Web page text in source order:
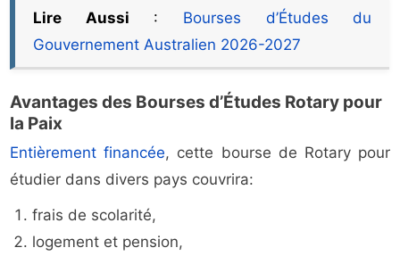
Lire Aussi : Bourses d’Études du
Gouvernement Australien 2026-2027
Avantages des Bourses d’Études Rotary pour
la Paix
Entièrement financée, cette bourse de Rotary pour
étudier dans divers pays couvrira:
frais de scolarité,
logement et pension,